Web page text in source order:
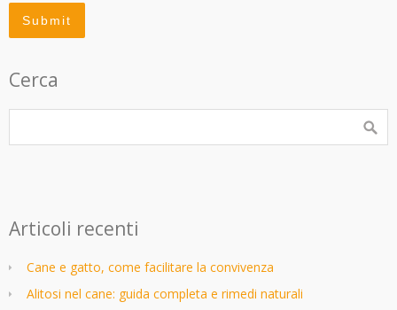
Cerca
Articoli recenti
Cane e gatto, come facilitare la convivenza
Alitosi nel cane: guida completa e rimedi naturali